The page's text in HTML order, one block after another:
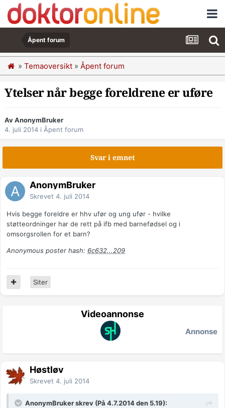
Åpent forum
» Temaoversikt » Åpent forum
Ytelser når begge foreldrene er uføre
Av AnonymBruker
4. juli 2014 i Åpent forum
Svar i emnet
AnonymBruker
Skrevet 4. juli 2014
Hvis begge foreldre er hhv ufør og ung ufør - hvilke
støtteordninger har de rett på ifb med barnefødsel og i
omsorgsrollen for et barn?
Anonymous poster hash: 6c632...209
Siter
Videoannonse
Annonse
Høstløv
Skrevet 4. juli 2014
AnonymBruker skrev (På 4.7.2014 den 5.19):